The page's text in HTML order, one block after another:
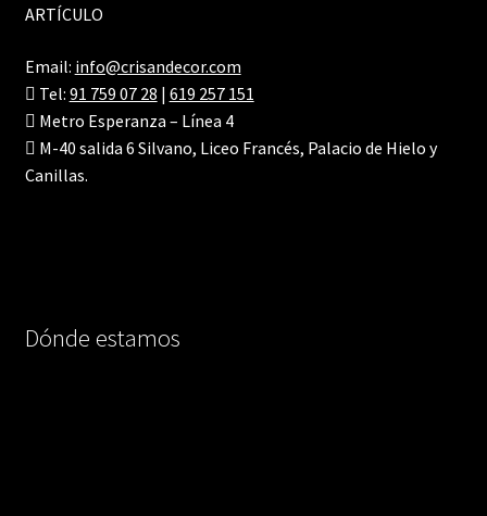
ARTÍCULO
Email: info@crisandecor.com
Tel: 91 759 07 28 | 619 257 151
Metro Esperanza – Línea 4
M-40 salida 6 Silvano, Liceo Francés, Palacio de Hielo y
Canillas.
Dónde estamos